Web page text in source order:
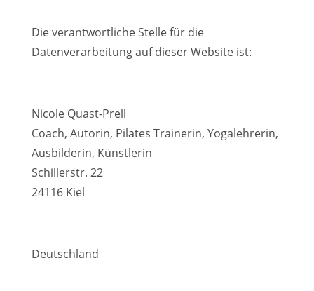
Die verantwortliche Stelle für die
Datenverarbeitung auf dieser Website ist:
Nicole Quast-Prell
Coach, Autorin, Pilates Trainerin, Yogalehrerin,
Ausbilderin, Künstlerin
Schillerstr. 22
24116 Kiel
Deutschland